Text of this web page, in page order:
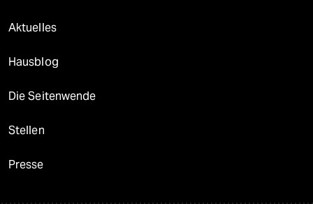
Aktuelles
Hausblog
Die Seitenwende
Stellen
Presse